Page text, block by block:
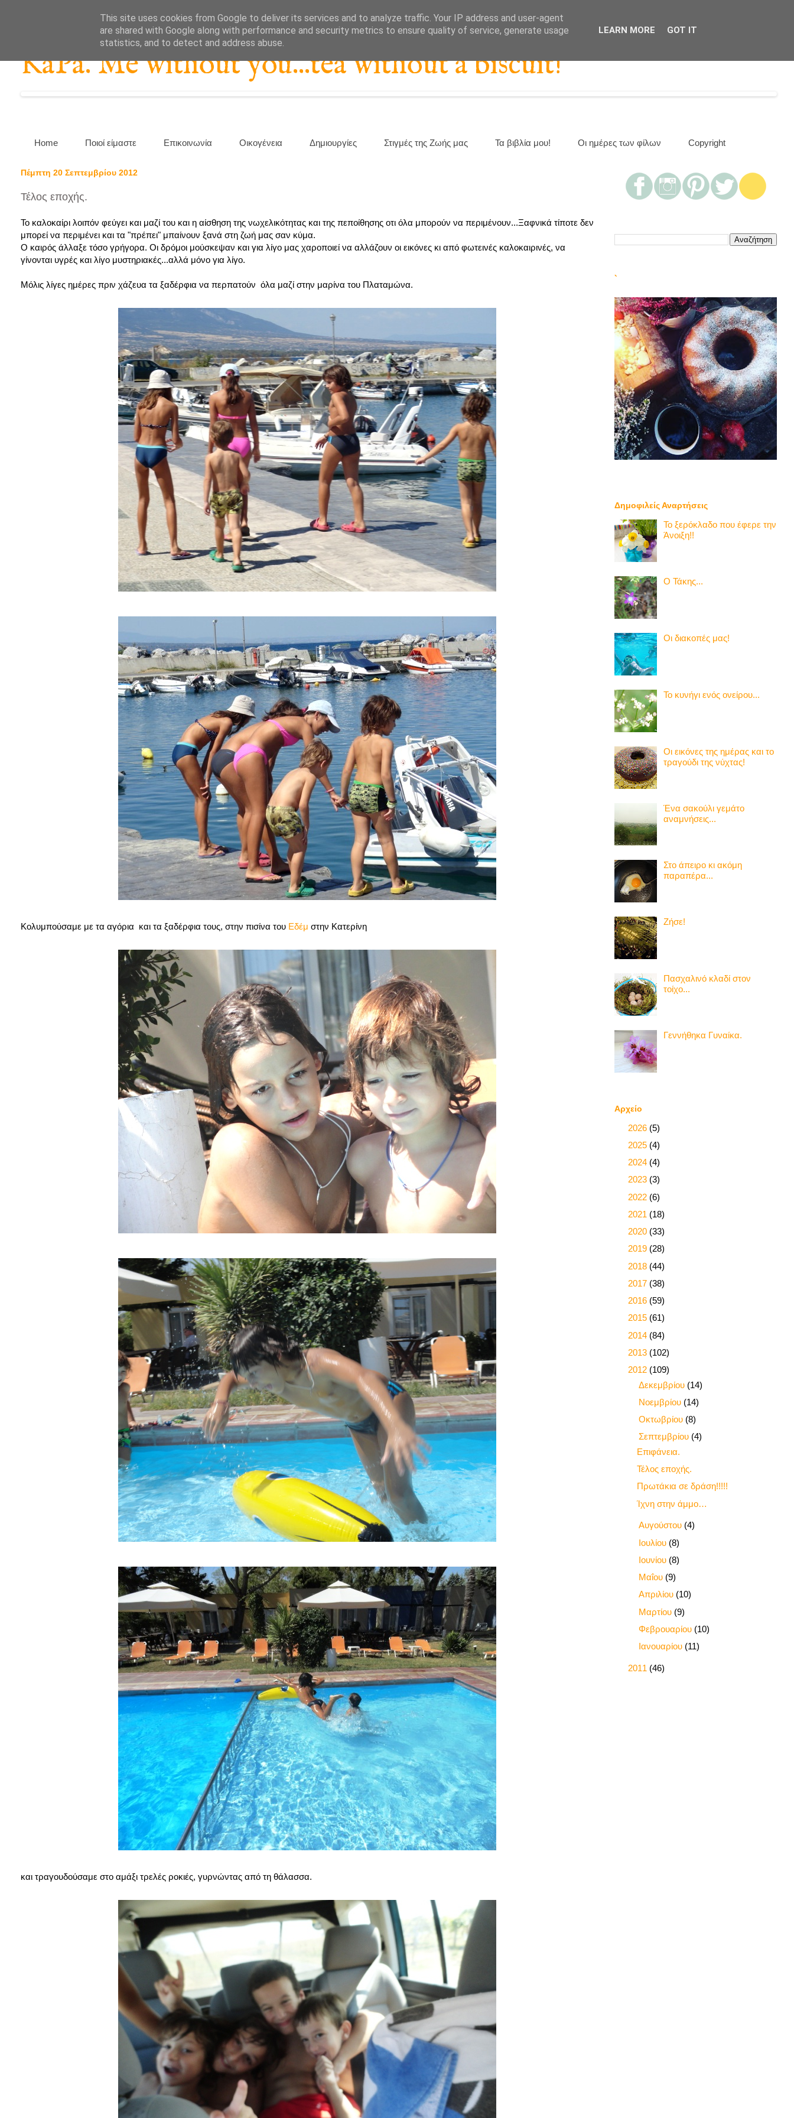
KaPa. Me without you...tea without a biscuit!
Home Ποιοί είμαστε Επικοινωνία Οικογένεια Δημιουργίες Στιγμές της Ζωής μας Τα βιβλία μου! Οι ημέρες των φίλων Copyright
Πέμπτη 20 Σεπτεμβρίου 2012
Τέλος εποχής.
Το καλοκαίρι λοιπόν φεύγει και μαζί του και η αίσθηση της νωχελικότητας και της πεποίθησης οτι όλα μπορούν να περιμένουν...Ξαφνικά τίποτε δεν
μπορεί να περιμένει και τα "πρέπει" μπαίνουν ξανά στη ζωή μας σαν κύμα.
Ο καιρός άλλαξε τόσο γρήγορα. Οι δρόμοι μούσκεψαν και για λίγο μας χαροποιεί να αλλάζουν οι εικόνες κι από φωτεινές καλοκαιρινές, να
γίνονται υγρές και λίγο μυστηριακές...αλλά μόνο για λίγο.
Μόλις λίγες ημέρες πριν χάζευα τα ξαδέρφια να περπατούν όλα μαζί στην μαρίνα του Πλαταμώνα.
Κολυμπούσαμε με τα αγόρια και τα ξαδέρφια τους, στην πισίνα του Εδέμ στην Κατερίνη
και τραγουδούσαμε στο αμάξι τρελές ροκιές, γυρνώντας από τη θάλασσα.
`
Δημοφιλείς Αναρτήσεις
Το ξερόκλαδο που έφερε την
Άνοιξη!!
Ο Τάκης...
Οι διακοπές μας!
Το κυνήγι ενός ονείρου...
Οι εικόνες της ημέρας και το
τραγούδι της νύχτας!
Ένα σακούλι γεμάτο
αναμνήσεις...
Στο άπειρο κι ακόμη
παραπέρα...
Ζήσε!
Πασχαλινό κλαδί στον
τοίχο...
Γεννήθηκα Γυναίκα.
Αρχείο
2026 (5)
2025 (4)
2024 (4)
2023 (3)
2022 (6)
2021 (18)
2020 (33)
2019 (28)
2018 (44)
2017 (38)
2016 (59)
2015 (61)
2014 (84)
2013 (102)
2012 (109)
Δεκεμβρίου (14)
Νοεμβρίου (14)
Οκτωβρίου (8)
Σεπτεμβρίου (4)
Επιφάνεια.
Τέλος εποχής.
Πρωτάκια σε δράση!!!!!
Ίχνη στην άμμο…
Αυγούστου (4)
Ιουλίου (8)
Ιουνίου (8)
Μαΐου (9)
Απριλίου (10)
Μαρτίου (9)
Φεβρουαρίου (10)
Ιανουαρίου (11)
2011 (46)
This site uses cookies from Google to deliver its services and to analyze traffic. Your IP address and user-agent
are shared with Google along with performance and security metrics to ensure quality of service, generate usage
statistics, and to detect and address abuse.
LEARN MORE GOT IT